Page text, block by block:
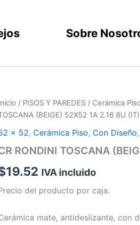
Sobre
/ PISOS Y PAREDES / Cerámica
(BEIGE) 52X52 1A 2.16 8U (IT)
x 52, Cerámica Piso, Con Diseño,
RONDINI TOSCANA
19.52 IVA incluido
del producto por caja.
mate, antideslizante, con